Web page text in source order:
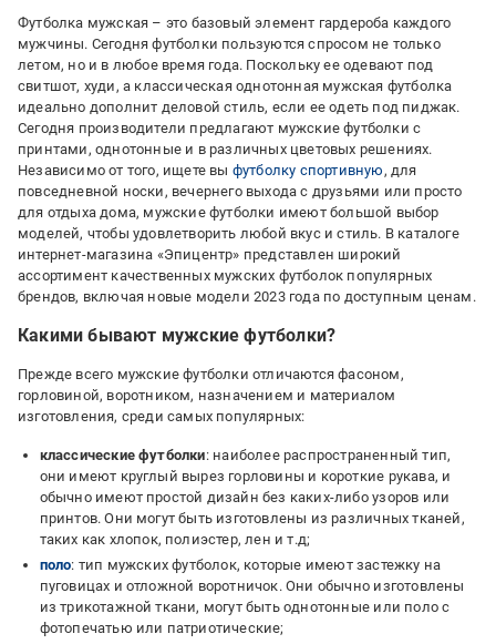
Футболка мужская – это базовый элемент гардероба каждого
мужчины. Сегодня футболки пользуются спросом не только
летом, но и в любое время года. Поскольку ее одевают под
свитшот, худи, а классическая однотонная мужская футболка
идеально дополнит деловой стиль, если ее одеть под пиджак.
Сегодня производители предлагают мужские футболки с
принтами, однотонные и в различных цветовых решениях.
Независимо от того, ищете вы футболку спортивную, для
повседневной носки, вечернего выхода с друзьями или просто
для отдыха дома, мужские футболки имеют большой выбор
моделей, чтобы удовлетворить любой вкус и стиль. В каталоге
интернет-магазина «Эпицентр» представлен широкий
ассортимент качественных мужских футболок популярных
брендов, включая новые модели 2023 года по доступным ценам.
Какими бывают мужские футболки?
Прежде всего мужские футболки отличаются фасоном,
горловиной, воротником, назначением и материалом
изготовления, среди самых популярных:
классические футболки: наиболее распространенный тип,
они имеют круглый вырез горловины и короткие рукава, и
обычно имеют простой дизайн без каких-либо узоров или
принтов. Они могут быть изготовлены из различных тканей,
таких как хлопок, полиэстер, лен и т.д;
поло: тип мужских футболок, которые имеют застежку на
пуговицах и отложной воротничок. Они обычно изготовлены
из трикотажной ткани, могут быть однотонные или поло с
фотопечатью или патриотические;